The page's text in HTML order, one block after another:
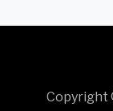
Copyright